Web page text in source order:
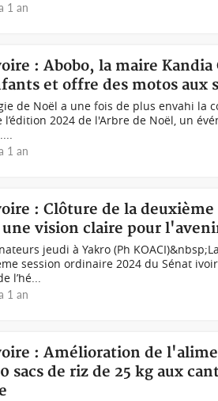
1 an
: Abobo, la maire
et offre des motos aux
de Noël a une fois de plus envahi la
l’édition 2024 de l'Arbre de Noël, un
1 an
: Clôture de la
vision claire pour
jeudi à Yakro (Ph
session ordinaire 2024 du Sénat
l’hé...
1 an
: Amélioration de
sacs de riz de 25 kg aux